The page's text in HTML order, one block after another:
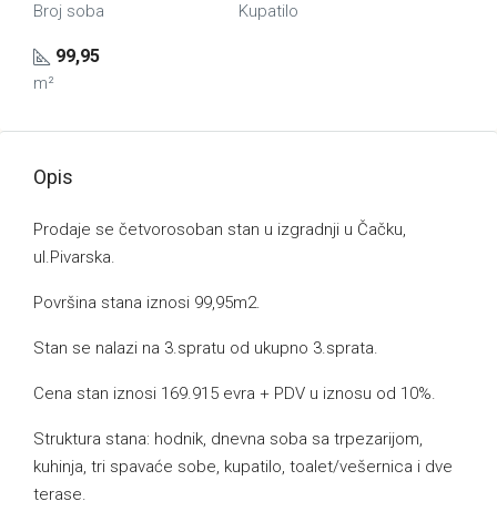
Broj soba Kupatilo
99,95
m²
Opis
Prodaje se četvorosoban stan u izgradnji u Čačku,
ul.Pivarska.
Površina stana iznosi 99,95m2.
Stan se nalazi na 3.spratu od ukupno 3.sprata.
Cena stan iznosi 169.915 evra + PDV u iznosu od 10%.
Struktura stana: hodnik, dnevna soba sa trpezarijom,
kuhinja, tri spavaće sobe, kupatilo, toalet/vešernica i dve
terase.